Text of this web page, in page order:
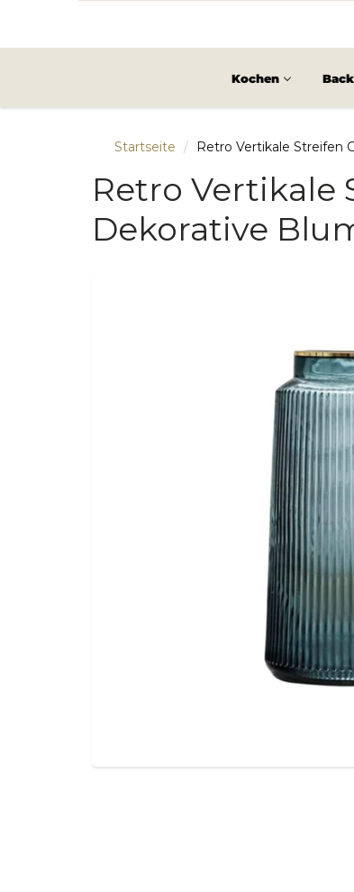
Kochen
Startseite Retro Vertikale Streifen
Retro Vertikale
Dekorative